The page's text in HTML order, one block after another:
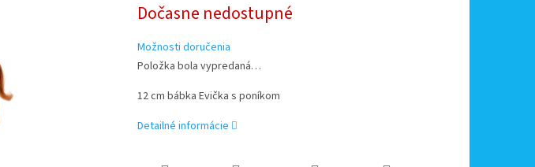
cena:
Dočasne nedostupné
Možnosti doručenia
Položka bola vypredaná…
12 cm bábka Evička s poníkom
Detailné informácie